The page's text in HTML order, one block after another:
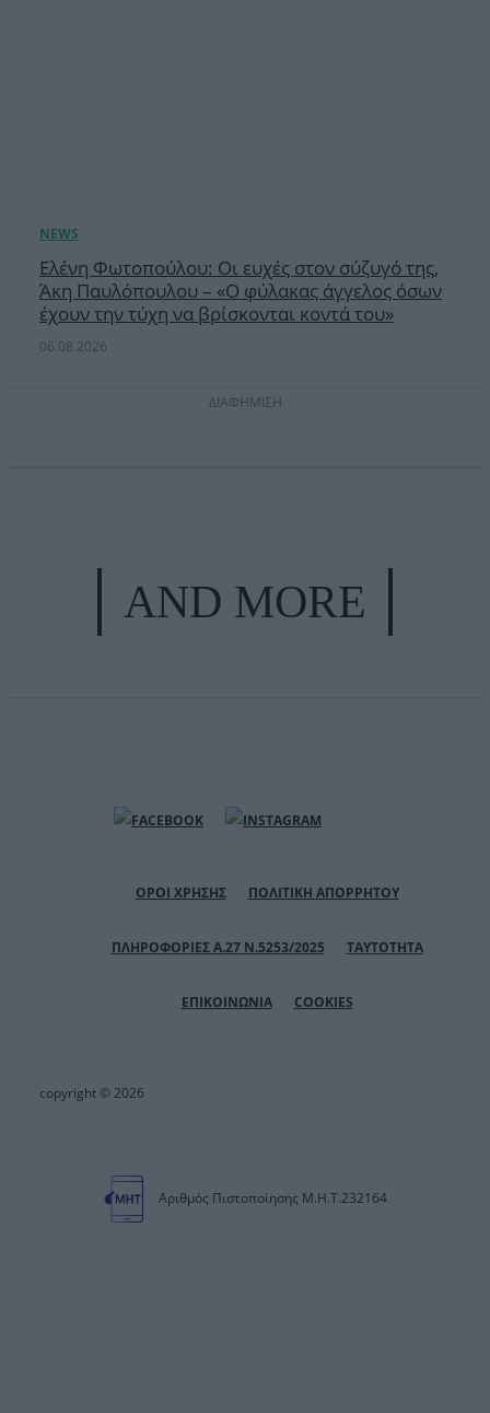
Ελένη Φωτοπούλου: Οι ευχές στον σύζυγό της,
Άκη Παυλόπουλου – «Ο φύλακας άγγελος όσων
έχουν την τύχη να βρίσκονται κοντά του»
06.08.2026
ΔΙΑΦΗΜΙΣΗ
AND MORE
ΟΡΟΙ ΧΡΗΣΗΣ ΠΟΛΙΤΙΚΗ ΑΠΟΡΡΗΤΟΥ
ΠΛΗΡΟΦΟΡΙΕΣ Α.27 Ν.5253/2025 ΤΑΥΤΟΤΗΤΑ
ΕΠΙΚΟΙΝΩΝΙΑ COOKIES
copyright © 2026
Αριθμός Πιστοποίησης Μ.Η.Τ.232164